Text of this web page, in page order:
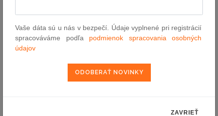
úpravy predložil na rokovanie vládneho kabinetu podpredseda
vlády a minister životného prostredia SR Tomáš Taraba. Vláda
zároveň rozhodla, že vládny návrh zákona prerokujú poslanci
parlamentu v skrátenom legislatívnom konaní.
Rezort práce, sociálnych vecí a rodiny spustil projekt
Vzdelávanie mladých dospelých
rámci projektu Vzdelávanie mladých dospelých. Cieľom je pomôcť
Vaše dáta sú u nás v bezpečí. Údaje vyplnené pri registrácií
spracováváme podľa podmienok spracovania osobných
údajov
ZAVRIEŤ